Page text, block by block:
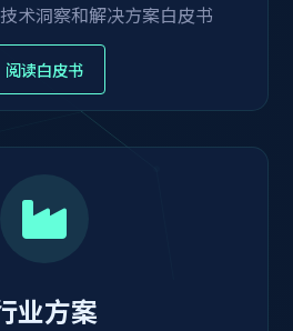
术洞察和解决方案白皮书
阅读白皮书
业方案